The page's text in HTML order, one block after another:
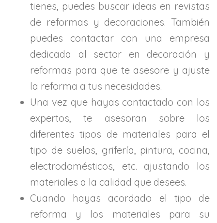
tienes, puedes buscar ideas en revistas
de reformas y decoraciones. También
puedes contactar con una empresa
dedicada al sector en decoración y
reformas para que te asesore y ajuste
la reforma a tus necesidades.
Una vez que hayas contactado con los
expertos, te asesoran sobre los
diferentes tipos de materiales para el
tipo de suelos, grifería, pintura, cocina,
electrodomésticos, etc. ajustando los
materiales a la calidad que desees.
Cuando hayas acordado el tipo de
reforma y los materiales para su